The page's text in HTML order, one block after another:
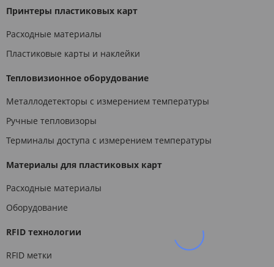
Принтеры пластиковых карт
Расходные материалы
Пластиковые карты и наклейки
Тепловизионное оборудование
Металлодетекторы с измерением температуры
Ручные тепловизоры
Терминалы доступа с измерением температуры
Материалы для пластиковых карт
Расходные материалы
Оборудование
RFID технологии
RFID метки